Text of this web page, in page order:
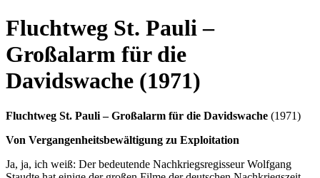
Fluchtweg St. Pauli –
Großalarm für die
Davidswache (1971)
Fluchtweg St. Pauli – Großalarm für die Davidswache (1971)
Von Vergangenheitsbewältigung zu Exploitation
Ja, ja, ich weiß: Der bedeutende Nachkriegsregisseur Wolfgang